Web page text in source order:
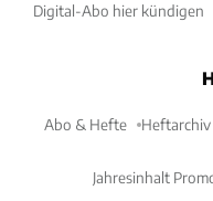
Digital-Abo hier kündigen
Abo & Hefte Heftarchiv
Jahresinhalt